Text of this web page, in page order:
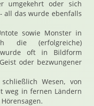
umgekehrt oder sich
all das wurde ebenfalls
sowie Monster in
die (erfolgreiche)
wurde oft in Bildform
oder bezwungener
Wesen, von
weg in fernen Ländern